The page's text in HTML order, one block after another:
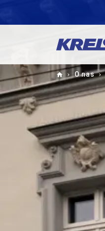
Home
O nas